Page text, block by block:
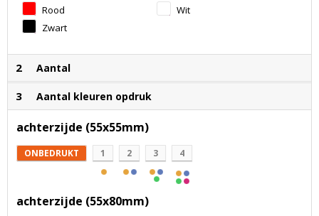
Rood
Wit
Zwart
2 Aantal
3 Aantal kleuren opdruk
achterzijde (55x55mm)
ONBEDRUKT 1 2 3 4
achterzijde (55x80mm)